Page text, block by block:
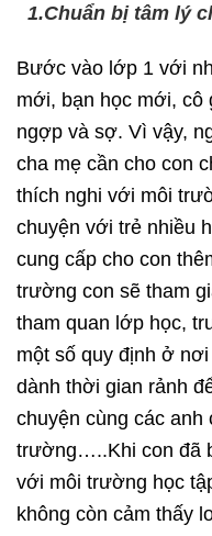
1.Chuẩn bị tâm lý
Bước vào lớp 1 với
mới, bạn học mới, cô
ngợp và sợ. Vì vậy,
cha mẹ cần cho con
thích nghi với môi
chuyện với trẻ nhiều
cung cấp cho con
trường con sẽ tham
tham quan lớp học,
một số quy định ở
dành thời gian rảnh
chuyện cùng các anh
trường…..Khi con đã
với môi trường học
không còn cảm thấy